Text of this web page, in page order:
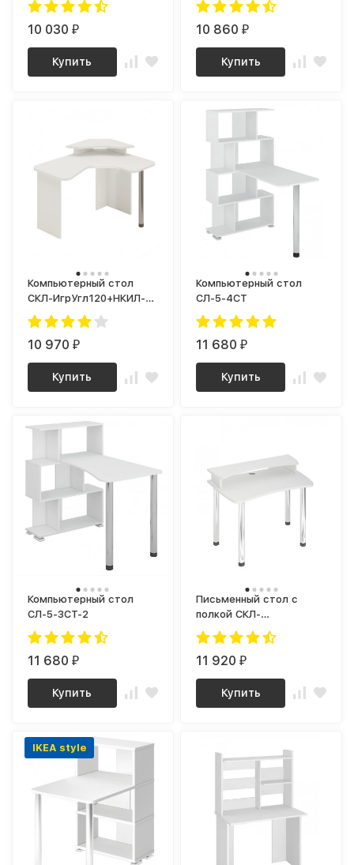
10 030₽
Купить
10 860₽
Купить
Компьютерный стол
СКЛ-ИгрУгл120+НКИЛ-
УГЛ
10 970₽
Купить
Компьютерный стол
СЛ-5-4СТ
11 680₽
Купить
Компьютерный стол
СЛ-5-3СТ-2
11 680₽
Купить
Письменный стол с
полкой СКЛ-
Софт120МО+НКИЛ120
11 920₽
Купить
IKEA style